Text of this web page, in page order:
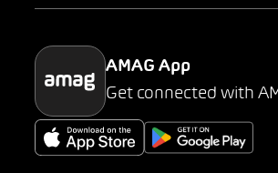
Parking
AMAG App
Get connected with